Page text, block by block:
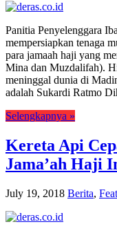
Panitia Penyelenggara
mempersiapkan tenaga
para jamaah haji yang
Mina dan Muzdalifah).
meninggal dunia di
adalah Sukardi Ratmo
Selengkapnya »
Kereta Api
Jama’ah Haji
July 19, 2018 Berita,